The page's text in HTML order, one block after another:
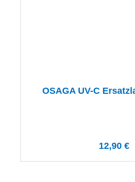
OSAGA UV-C
12,90 €